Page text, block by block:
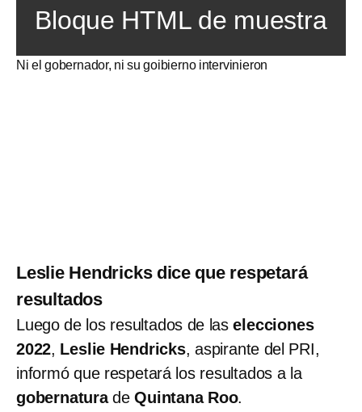
Bloque HTML de muestra
Ni el gobernador, ni su goibierno intervinieron
Leslie Hendricks dice que respetará
resultados
Luego de los resultados de laselecciones
2022, Leslie Hendricks, aspirante del PRI,
informó que respetará los resultados a la
gobernaturadeQuintana Roo.